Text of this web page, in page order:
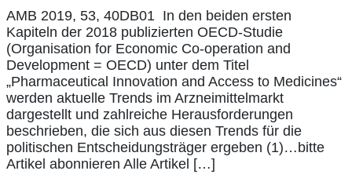
AMB 2019, 53, 40DB01 In den beiden ersten
Kapiteln der 2018 publizierten OECD-Studie
(Organisation for Economic Co-operation and
Development = OECD) unter dem Titel
„Pharmaceutical Innovation and Access to Medicines“
werden aktuelle Trends im Arzneimittelmarkt
dargestellt und zahlreiche Herausforderungen
beschrieben, die sich aus diesen Trends für die
politischen Entscheidungsträger ergeben (1)…bitte
Artikel abonnieren Alle Artikel […]